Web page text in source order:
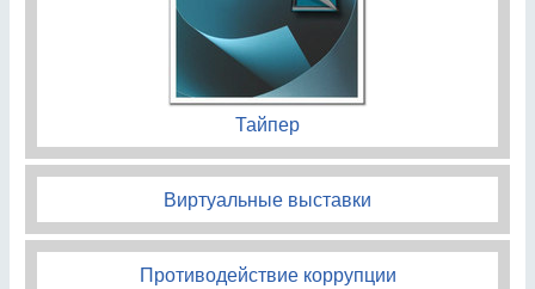
Тайпер
Виртуальные выставки
Противодействие коррупции